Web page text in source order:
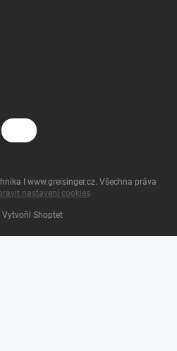
Vytvořil Shoptet
I www.greisinger.cz. Všechna práva
nastavení cookies